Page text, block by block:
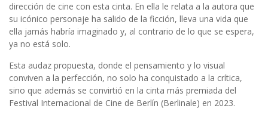
dirección de cine con esta cinta. En ella le relata a la autora que
su icónico personaje ha salido de la ficción, lleva una vida que
ella jamás habría imaginado y, al contrario de lo que se espera,
ya no está solo.
Esta audaz propuesta, donde el pensamiento y lo visual
conviven a la perfección, no solo ha conquistado a la crítica,
sino que además se convirtió en la cinta más premiada del
Festival Internacional de Cine de Berlín (Berlinale) en 2023.